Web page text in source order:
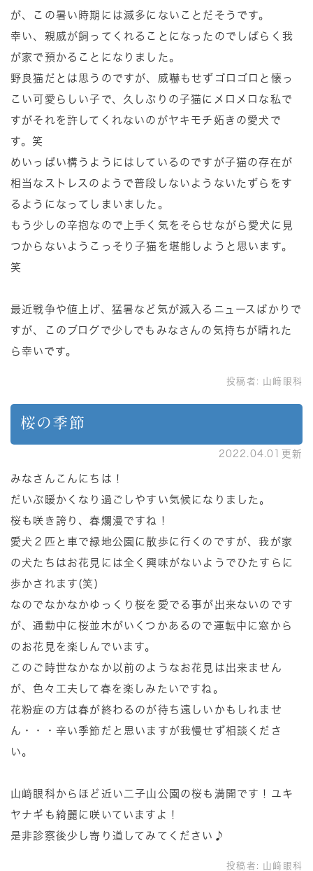
が、この暑い時期には滅多にないことだそうです。
幸い、親戚が飼ってくれることになったのでしばらく我
が家で預かることになりました。
野良猫だとは思うのですが、威嚇もせずゴロゴロと懐っ
こい可愛らしい子で、久しぶりの子猫にメロメロな私で
すがそれを許してくれないのがヤキモチ妬きの愛犬で
す。笑
めいっぱい構うようにはしているのですが子猫の存在が
相当なストレスのようで普段しないようないたずらをす
るようになってしまいました。
もう少しの辛抱なので上手く気をそらせながら愛犬に見
つからないようこっそり子猫を堪能しようと思います。
笑
最近戦争や値上げ、猛暑など気が滅入るニュースばかりで
すが、このブログで少しでもみなさんの気持ちが晴れた
ら幸いです。
投稿者: 山﨑眼科
桜の季節
2022.04.01更新
みなさんこんにちは！
だいぶ暖かくなり過ごしやすい気候になりました。
桜も咲き誇り、春爛漫ですね！
愛犬２匹と車で緑地公園に散歩に行くのですが、我が家
の犬たちはお花見には全く興味がないようでひたすらに
歩かされます(笑)
なのでなかなかゆっくり桜を愛でる事が出来ないのです
が、通勤中に桜並木がいくつかあるので運転中に窓から
のお花見を楽しんでいます。
このご時世なかなか以前のようなお花見は出来ません
が、色々工夫して春を楽しみたいですね。
花粉症の方は春が終わるのが待ち遠しいかもしれませ
ん・・・辛い季節だと思いますが我慢せず相談くださ
い。
山﨑眼科からほど近い二子山公園の桜も満開です！ユキ
ヤナギも綺麗に咲いていますよ！
是非診察後少し寄り道してみてください♪
投稿者: 山﨑眼科